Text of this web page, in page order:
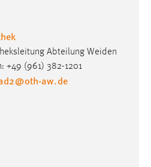
Abteilung Weiden
+49 (961) 382-1201
@oth-aw.de